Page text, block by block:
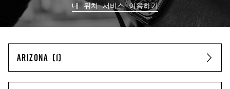
내 계정
내 위치 서비스 이용하기
ARIZONA